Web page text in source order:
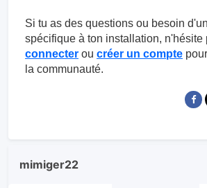
Si tu as des questions ou besoin
spécifique à ton installation, n'hésite
connecter ou créer un compte
la communauté.
mimiger22